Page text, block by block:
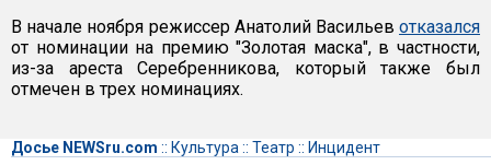
В начале ноября режиссер Анатолий Васильев отказался
от номинации на премию "Золотая маска", в частности,
из-за ареста Серебренникова, который также был
отмечен в трех номинациях.
Досье NEWSru.com :: Культура :: Театр :: Инцидент